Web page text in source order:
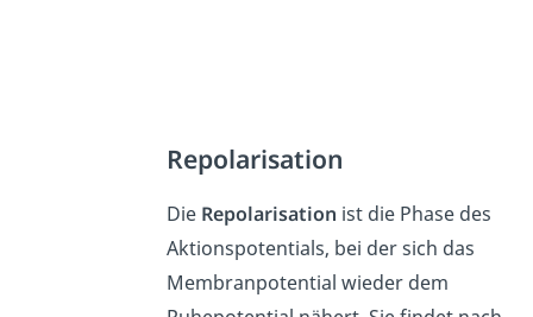
Repolarisation
Die Repolarisation ist die Phase des
Aktionspotentials, bei der sich das
Membranpotential wieder dem